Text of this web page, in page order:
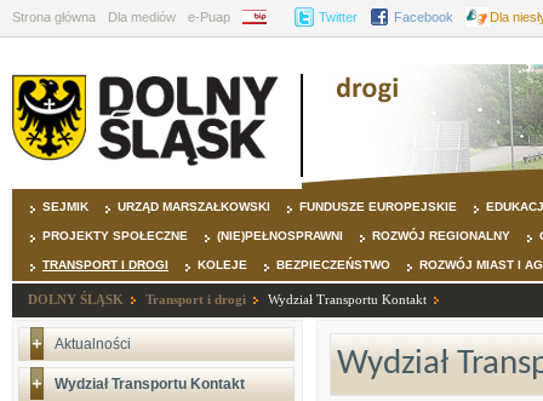
Strona główna Dla mediów e-Puap BIP Twitter Facebook Dla
SEJMIK URZĄD MARSZAŁKOWSKI FUNDUSZE EUROPEJSKIE
PROJEKTY SPOŁECZNE (NIE)PEŁNOSPRAWNI ROZWÓJ REGIONALNY
TRANSPORT I DROGI KOLEJE BEZPIECZEŃSTWO ROZWÓJ MIAST I
DOLNY ŚLĄSK Transport i drogi Wydział Transportu Kontakt
Aktualności
Wydział Transportu Kontakt
Wydział